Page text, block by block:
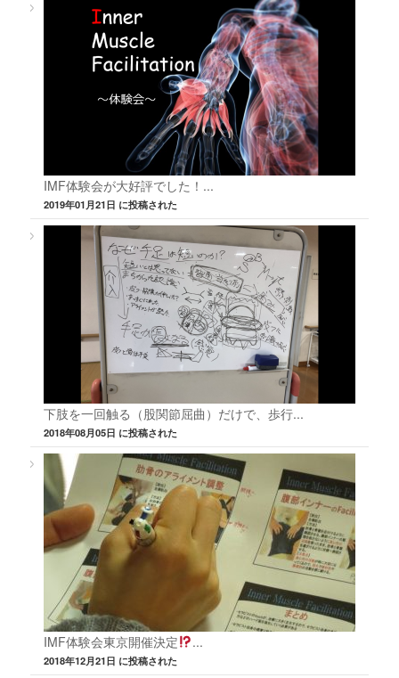
IMF体験会が大好評でした！...
2019年01月21日 に投稿された
下肢を一回触る（股関節屈曲）だけで、歩行...
2018年08月05日 に投稿された
IMF体験会東京開催決定 ...
2018年12月21日 に投稿された